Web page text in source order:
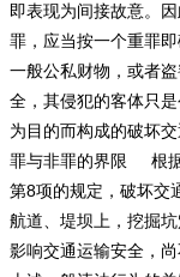
即表现为间接故意。
罪，应当按一个重罪
一般公私财物，或者
全，其侵犯的客体只
为目的而构成的破坏
罪与非罪的界限 根据
第8项的规定，破坏交
航道、堤坝上，挖掘
影响交通运输安全，